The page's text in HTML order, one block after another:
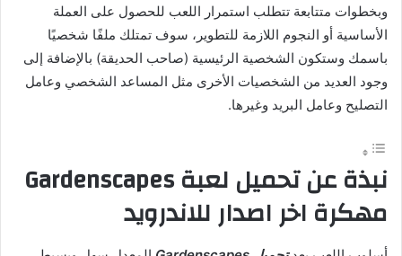
وبخطوات متتابعة تتطلب استمرار اللعب للحصول على العملة
الأساسية أو النجوم اللازمة للتطوير، سوف تمتلك ملفًا شخصيًا
باسمك وستكون الشخصية الرئيسية (صاحب الحديقة) بالإضافة إلى
وجود العديد من الشخصيات الأخرى مثل المساعد الشخصي وعامل
التصليح وعامل البريد وغيرها.
نبذة عن تحميل لعبة Gardenscapes
مهكرة اخر اصدار للاندرويد